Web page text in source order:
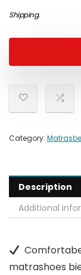
Shipping.
Category:
Description
Additional
matrashoes